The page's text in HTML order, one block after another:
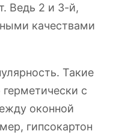
Ведь 2 и 3-й,
качествами
Такие
с
оконной
гипсокартон